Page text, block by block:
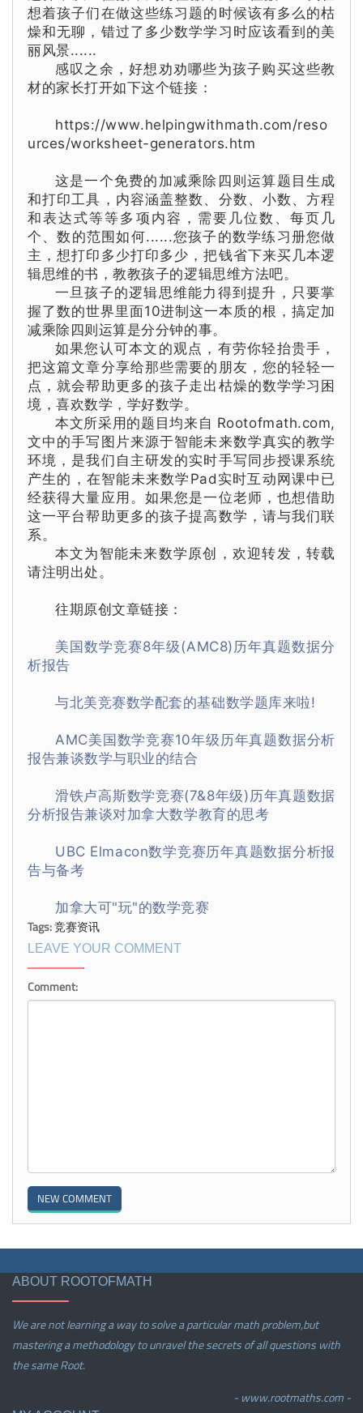
想着孩子们在做这些练习题的时候该有多么的枯
燥和无聊，错过了多少数学学习 时应该看到的美
丽风景......
感叹之余，好想劝劝哪些为孩子购买这些教
材的家长打开如下这个链接：
https://www.helpingwithmath.com/reso
urces/worksheet-generators.htm
这是一个免费的加减乘除四则运算题目生成
和打印工具，内容涵盖整数、分数、小数、方程
和表达式等等多项内容，需要几位数、每页几
个、数的范围如何......您孩子的数学练习册您做
主，想打印多少打印多少，把钱省下来买几本逻
辑思维的书，教教孩子的逻辑思维方法吧。
一旦孩子的逻辑思维能力得到提升，只要掌
握了数的世界里面10进制这一本质的根，搞定 加
减乘除四则运算是分分钟的事。
如果您认可本文的观点，有劳你轻抬贵手，
把这篇文章分享给那些需要的朋友，您的轻轻一
点，就会帮助更多的孩子走出 枯燥的数学学习困
境，喜欢数学，学好数学。
本文所采用的题目均来自 Rootofmath.com,
文中的手写图片来源于智能未来数学真实的教学
环境，是我们自主研发的实时手写同步授课系统
产生的，在智能未来数学 Pad实时互动网课中已
经获得大量应用。如果您是一位老师，也想借助
这一平台帮助更多的孩子提高数学，请与我们联
系。
本文为智能未来数学原创，欢迎转发，转载
请注明出处。
往期原创文章链接：
美国数学竞赛8年级(AMC8)历年真题数据分
析报告
与北美竞赛数学配套的基础数学题库来啦!
AMC美国数学竞赛10年级历年真题数据分析
报告兼谈数学与职业的结合
滑铁卢高斯数学竞赛(7&8年级)历年真题数据
分析报告兼谈对加拿大数学教育的思考
UBC Elmacon数学竞赛历年真题数据分析报
告与备考
加拿大可"玩"的数学竞赛
Tags:竞赛资讯
LEAVE YOUR COMMENT
Comment:
ABOUT ROOTOFMATH
We are not learning a way to solve a particular math problem,but
mastering a methodology to unravel the secrets of all questions with
the same Root.
- www.rootmaths.com -